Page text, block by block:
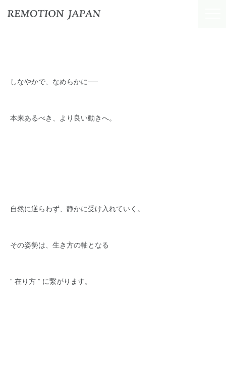
しなやかで、なめらかに──
本来あるべき、より良い動きへ。
自然に逆らわず、静かに受け入れていく。
その姿勢は、生き方の軸となる
“ 在り方 ” に繋がります。